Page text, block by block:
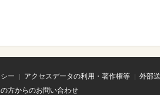
ー アクセスデータの利用・著作権等 外部
方からのお問い合わせ